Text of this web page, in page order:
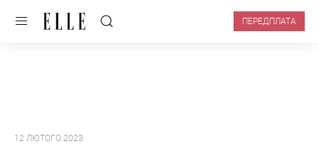
ПЕРЕДПЛАТА
12 ЛЮТОГО 2023